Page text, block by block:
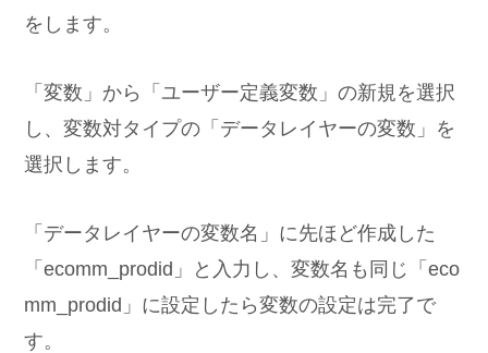
をします。
「変数」から「ユーザー定義変数」の新規を選択
し、変数対タイプの「データレイヤーの変数」を
選択します。
「データレイヤーの変数名」に先ほど作成した
「ecomm_prodid」と入力し、変数名も同じ「eco
mm_prodid」に設定したら変数の設定は完了で
す。